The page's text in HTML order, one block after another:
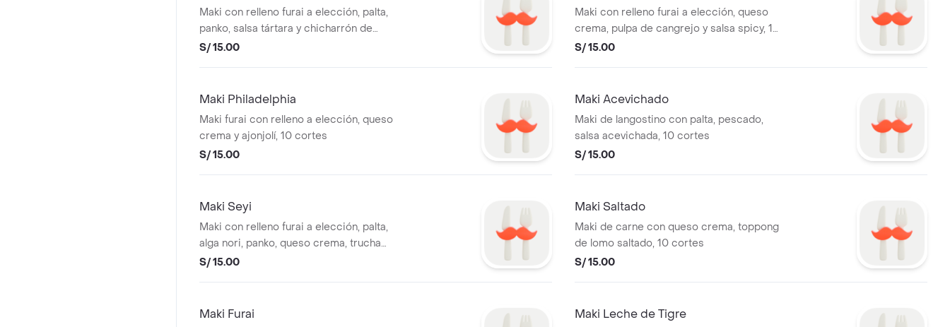
Maki con relleno furai a elección, palta,
panko, salsa tártara y chicharrón de
pescado, 10 cortes
S/ 15.00
Maki con relleno furai a elección, queso
crema, pulpa de cangrejo y salsa spicy, 10
cortes
S/ 15.00
Maki Philadelphia
Maki furai con relleno a elección, queso
crema y ajonjolí, 10 cortes
S/ 15.00
Maki Acevichado
Maki de langostino con palta, pescado,
salsa acevichada, 10 cortes
S/ 15.00
Maki Seyi
Maki con relleno furai a elección, palta,
alga nori, panko, queso crema, trucha
ahumada, salsa tare y flameado, 10 cortes
S/ 15.00
Maki Saltado
Maki de carne con queso crema, toppong
de lomo saltado, 10 cortes
S/ 15.00
Maki Furai Maki Leche de Tigre